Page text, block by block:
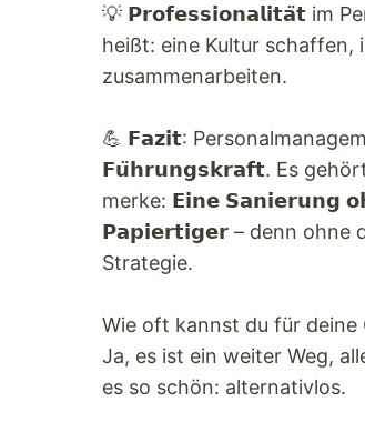
💡 𝗣𝗿𝗼𝗳𝗲𝘀𝘀𝗶𝗼𝗻𝗮𝗹𝗶𝘁𝗮̈𝘁 im
heißt: eine Kultur schaffen,
zusammenarbeiten.
💪 𝗙𝗮𝘇𝗶𝘁:
𝗙𝘂̈𝗵𝗿𝘂𝗻𝗴𝘀𝗸𝗿𝗮𝗳𝘁. Es
merke: 𝗘𝗶𝗻𝗲 𝗦𝗮𝗻𝗶𝗲𝗿𝘂𝗻𝗴
𝗣𝗮𝗽𝗶𝗲𝗿𝘁𝗶𝗴𝗲𝗿 – denn
Strategie.
Wie oft kannst du für deine
Ja, es ist ein weiter Weg,
es so schön: alternativlos.